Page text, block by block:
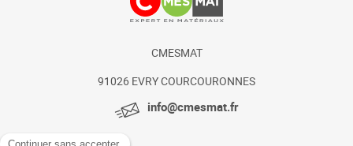
CMESMAT
91026 EVRY COURCOURONNES
info@cmesmat.fr